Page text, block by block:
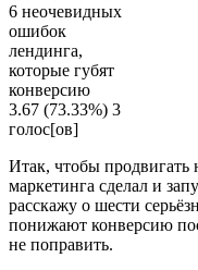
6 неочевидных
ошибок
лендинга,
которые губят
конверсию
3.67 (73.33%) 3
голос[ов]
Итак, чтобы
маркетинга сделал и
расскажу о шести
понижают конверсию
не поправить.